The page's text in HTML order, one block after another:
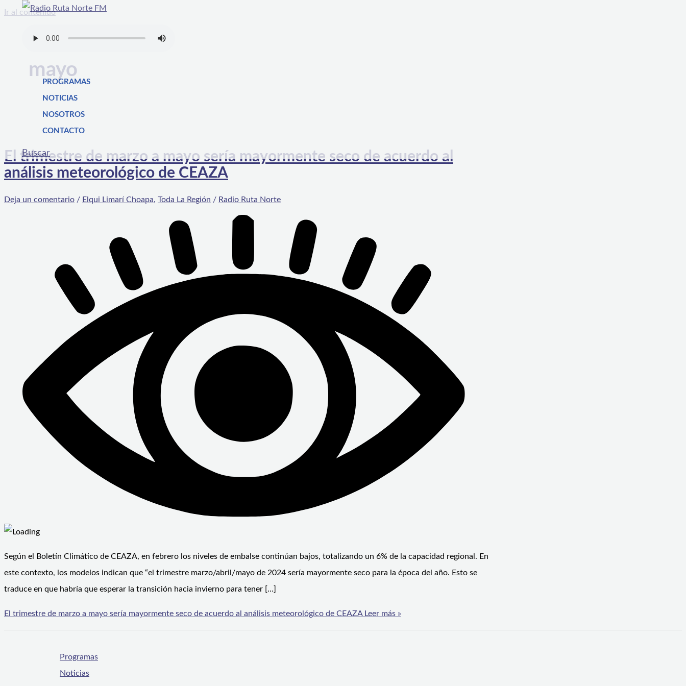
Ir al contenido
PROGRAMAS
NOTICIAS
NOSOTROS
CONTACTO
Buscar
mayo
El trimestre de marzo a mayo sería mayormente seco de acuerdo al
análisis meteorológico de CEAZA
Deja un comentario / Elqui Limarí Choapa, Toda La Región / Radio Ruta Norte
Según el Boletín Climático de CEAZA, en febrero los niveles de embalse continúan bajos, totalizando un 6% de la capacidad regional. En
este contexto, los modelos indican que “el trimestre marzo/abril/mayo de 2024 sería mayormente seco para la época del año. Esto se
traduce en que habría que esperar la transición hacia invierno para tener […]
El trimestre de marzo a mayo sería mayormente seco de acuerdo al análisis meteorológico de CEAZALeer más »
Programas
Noticias